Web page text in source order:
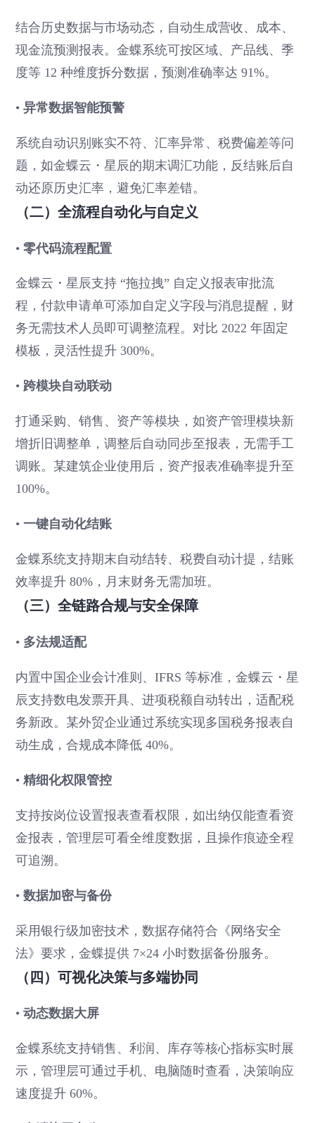
结合历史数据与市场动态，自动生成营收、成本、
现金流预测报表。金蝶系统可按区域、产品线、季
度等 12 种维度拆分数据，预测准确率达 91%。
•异常数据智能预警
系统自动识别账实不符、汇率异常、税费偏差等问
题，如金蝶云・星辰的期末调汇功能，反结账后自
动还原历史汇率，避免汇率差错。
（二）全流程自动化与自定义
•零代码流程配置
金蝶云・星辰支持 “拖拉拽” 自定义报表审批流
程，付款申请单可添加自定义字段与消息提醒，财
务无需技术人员即可调整流程。对比 2022 年固定
模板，灵活性提升 300%。
• 跨模块自动联动
打通采购、销售、资产等模块，如资产管理模块新
增折旧调整单，调整后自动同步至报表，无需手工
调账。某建筑企业使用后，资产报表准确率提升至
100%。
•一键自动化结账
金蝶系统支持期末自动结转、税费自动计提，结账
效率提升 80%，月末财务无需加班。
（三）全链路合规与安全保障
• 多法规适配
内置中国企业会计准则、IFRS 等标准，金蝶云・星
辰支持数电发票开具、进项税额自动转出，适配税
务新政。某外贸企业通过系统实现多国税务报表自
动生成，合规成本降低 40%。
•精细化权限管控
支持按岗位设置报表查看权限，如出纳仅能查看资
金报表，管理层可看全维度数据，且操作痕迹全程
可追溯。
•数据加密与备份
采用银行级加密技术，数据存储符合《网络安全
法》要求，金蝶提供 7×24 小时数据备份服务。
（四）可视化决策与多端协同
•动态数据大屏
金蝶系统支持销售、利润、库存等核心指标实时展
示，管理层可通过手机、电脑随时查看，决策响应
速度提升 60%。